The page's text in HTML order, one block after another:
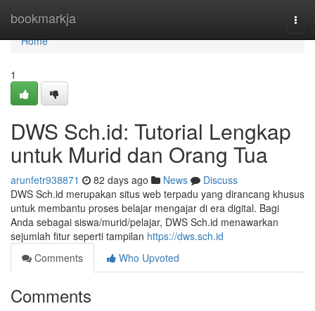
bookmarkja
Home
Home
1
DWS Sch.id: Tutorial Lengkap
untuk Murid dan Orang Tua
arunfetr938871 82 days ago News
Discuss
DWS Sch.id merupakan situs web terpadu yang dirancang khusus
untuk membantu proses belajar mengajar di era digital. Bagi
Anda sebagai siswa/murid/pelajar, DWS Sch.id menawarkan
sejumlah fitur seperti tampilan https://dws.sch.id
Comments
Who Upvoted
Comments